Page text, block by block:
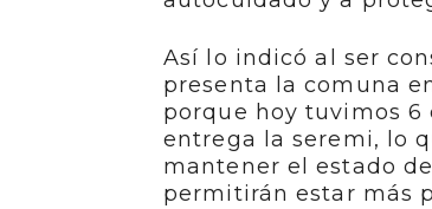
Así lo indicó al ser
presenta la comuna
porque hoy tuvimos 6
entrega la seremi, lo
mantener el estado
permitirán estar más